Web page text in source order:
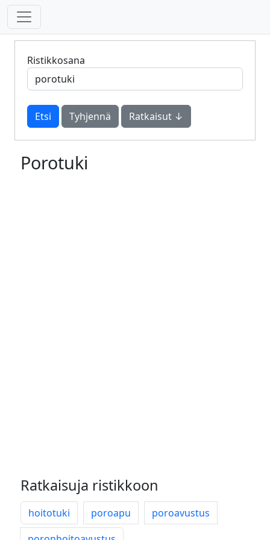
Ristikkosana
Tyhjennä Ratkaisut ↓
Porotuki
Ratkaisuja ristikkoon
hoitotuki poroapu
poroavustus